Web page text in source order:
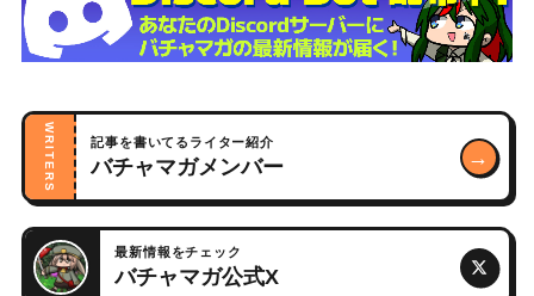
WRITERS 記事を書いてるライター紹介
バチャマガメンバー →
最新情報をチェック
バチャマガ公式X